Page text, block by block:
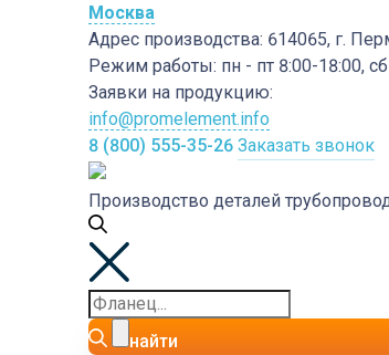
Москва
Адрес производства: 614065, г.
Режим работы: пн - пт 8:00-18:00,
Заявки на продукцию:
info@promelement.info
8 (800) 555-35-26 Заказать звонок
Производство деталей
найти